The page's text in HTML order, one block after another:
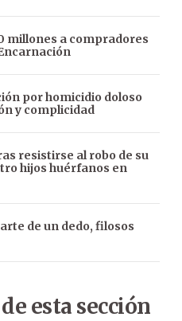
millones a compradores
por homicidio doloso
y complicidad
resistirse al robo de su
hijos huérfanos en
de un dedo, filosos
esta sección